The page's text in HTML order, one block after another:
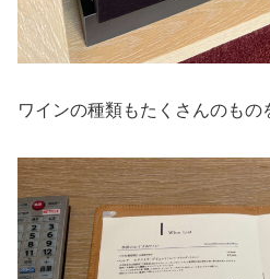
ワインの種類もたくさんのもの